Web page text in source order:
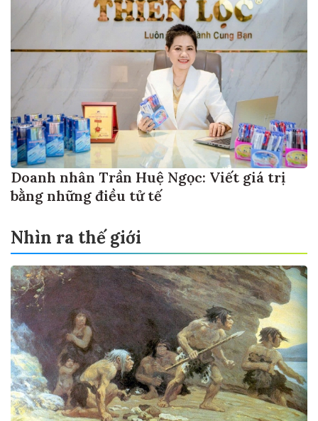
Doanh nhân Trần Huệ Ngọc: Viết giá trị
bằng những điều tử tế
Nhìn ra thế giới